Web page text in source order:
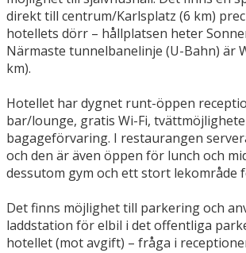
direkt till centrum/Karlsplatz (6 km)
hotellets dörr – hållplatsen heter
Närmaste tunnelbanelinje (U-Bahn) är
km).
Hotellet har dygnet runt-öppen
bar/lounge, gratis Wi-Fi,
bagageförvaring. I restaurangen
och den är även öppen för lunch och
dessutom gym och ett stort lekområde
Det finns möjlighet till parkering och
laddstation för elbil i det offentliga
hotellet (mot avgift) – fråga i